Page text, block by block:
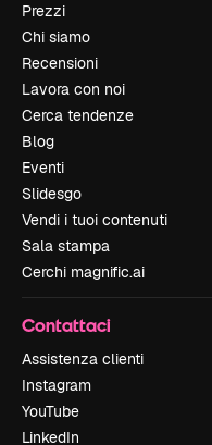
Prezzi
Chi siamo
Recensioni
Lavora con noi
Cerca tendenze
Blog
Eventi
Slidesgo
Vendi i tuoi contenuti
Sala stampa
Cerchi magnific.ai
Contattaci
Assistenza clienti
Instagram
YouTube
LinkedIn